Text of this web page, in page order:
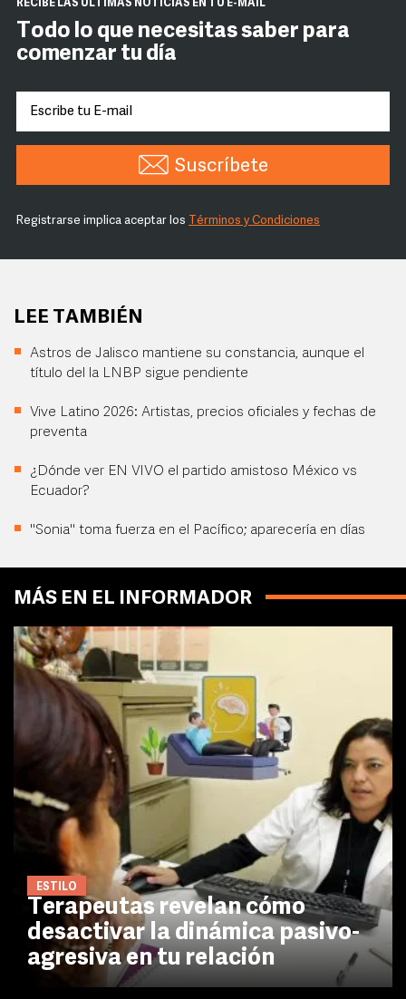
RECIBE LAS ÚLTIMAS NOTICIAS EN TU E-MAIL
Todo lo que necesitas saber para
comenzar tu día
Suscríbete
Registrarse implica aceptar los Términos y Condiciones
LEE TAMBIÉN
Astros de Jalisco mantiene su constancia, aunque el
título del la LNBP sigue pendiente
Vive Latino 2026: Artistas, precios oficiales y fechas de
preventa
¿Dónde ver EN VIVO el partido amistoso México vs
Ecuador?
"Sonia" toma fuerza en el Pacífico; aparecería en días
MÁS EN EL INFORMADOR
ESTILO
Terapeutas revelan cómo
desactivar la dinámica pasivo-
agresiva en tu relación